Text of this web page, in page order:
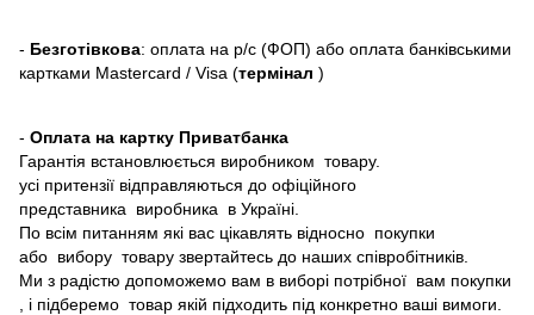
- Безготівкова: оплата на р/с (ФОП) або оплата банківськими
картками Mastercard / Visa (термінал )
- Оплата на картку Приватбанка
Гарантія встановлюється виробником товару.
усі притензії відправляються до офіційного
представника виробника в Україні.
По всім питанням які вас цікавлять відносно покупки
або вибору товару звертайтесь до наших співробітників.
Ми з радістю допоможемо вам в виборі потрібної вам покупки
, і підберемо товар якій підходить під конкретно ваші вимоги.